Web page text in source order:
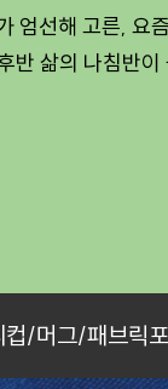
엄선해 고른, 요
반 삶의 나침반
/머그/패브릭